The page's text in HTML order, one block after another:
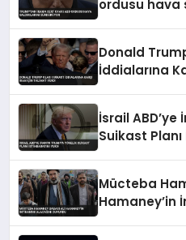
ordusu hava
Donald
İddialarına
İsrail ABD’ye
Suikast
Mücteba
Hamaney’in